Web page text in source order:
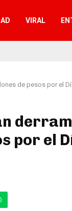
VIRAL
de pesos por el
por el